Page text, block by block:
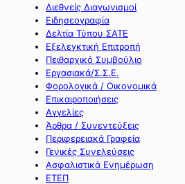
Διεθνείς Διαγωνισμοί
Ειδησεογραφία
Δελτία Τύπου ΣΑΤΕ
Εξελεγκτική Επιτροπή
Πειθαρχικό Συμβούλιο
Εργασιακά/Σ.Σ.Ε.
Φορολογικά / Οικονομικά
Επικαιροποιήσεις
Αγγελίες
Άρθρα / Συνεντεύξεις
Περιφερειακά Γραφεία
Γενικές Συνελεύσεις
Ασφαλιστικά Ενημέρωση
ΕΤΕΠ